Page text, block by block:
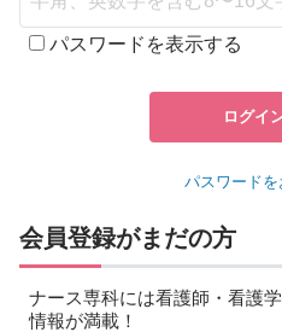
パスワードを表示する
ログイ
パスワード
会員登録がまだの方
ナース専科には看護師・看護
情報が満載！